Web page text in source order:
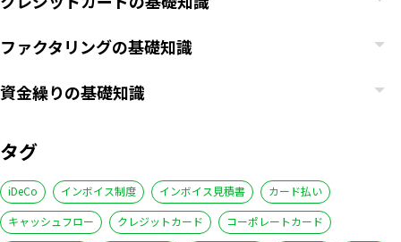
ファクタリングの基礎知識
資金繰りの基礎知識
タグ
iDeCo インボイス制度 インボイス見積書
カード払い
キャッシュフロー
クレジットカード
コーポレートカード